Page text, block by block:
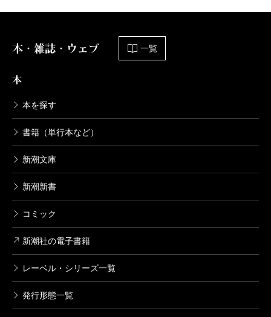
本・雑誌・ウェブ 一覧
本
本を探す
書籍（単行本など）
新潮文庫
新潮新書
コミック
新潮社の電子書籍
レーベル・シリーズ一覧
発行形態一覧